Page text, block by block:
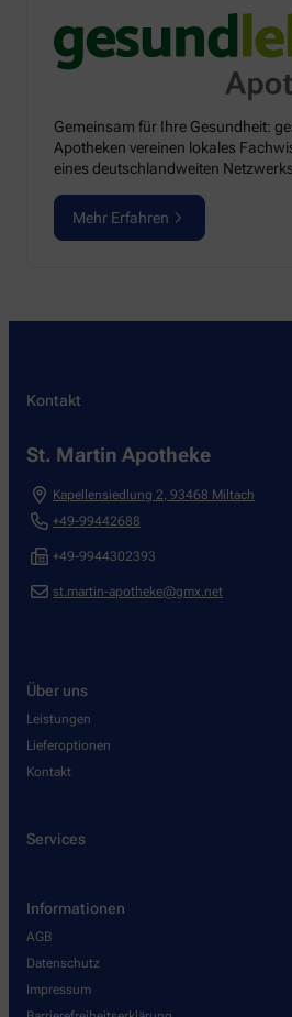
Gemeinsam für Ihre Gesundheit:
Apotheken vereinen lokales
eines deutschlandweiten Netzwerks
Mehr Erfahren
Kontakt
St. Martin Apotheke
Kapellensiedlung 2, 93468 Miltach
+49-99442688
+49-9944302393
st.martin-apotheke@gmx.net
Über uns
Leistungen
Lieferoptionen
Kontakt
Services
Informationen
AGB
Datenschutz
Impressum